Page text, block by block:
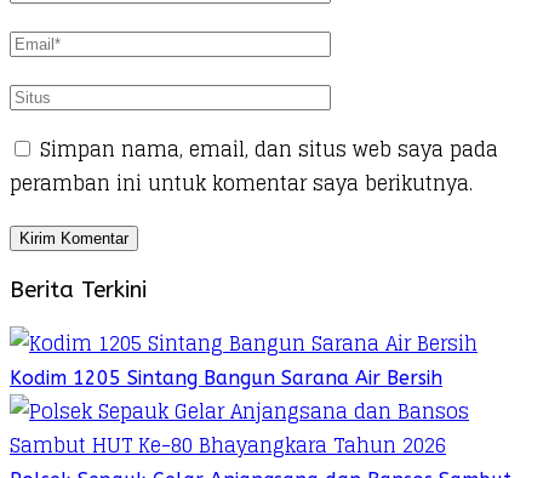
Simpan nama, email, dan situs web saya pada
peramban ini untuk komentar saya berikutnya.
Berita Terkini
Kodim 1205 Sintang Bangun Sarana Air Bersih